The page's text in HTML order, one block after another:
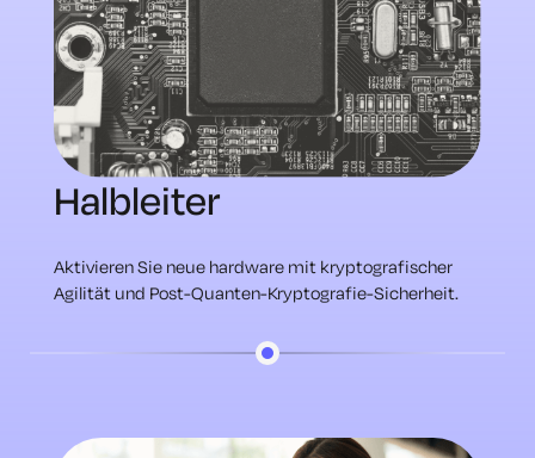
Halbleiter
Aktivieren Sie neue hardware mit kryptografischer
Agilität und Post-Quanten-Kryptografie-Sicherheit.